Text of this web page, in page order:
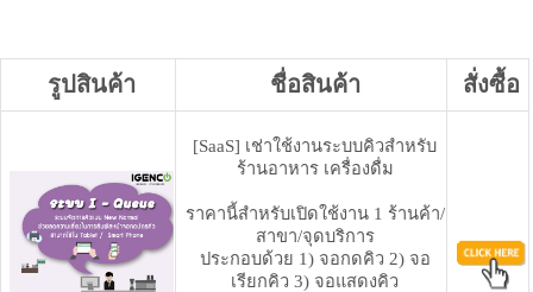
รูปสินค้า ชื่อสินค้า สั่งซื้อ
[SaaS] เช่าใช้งานระบบคิวสำหรับ
ร้านอาหาร เครื่องดื่ม
ราคานี้สำหรับเปิดใช้งาน 1 ร้านค้า/
สาขา/จุดบริการ
ประกอบด้วย 1) จอกดคิว 2) จอ
เรียกคิว 3) จอแสดงคิว